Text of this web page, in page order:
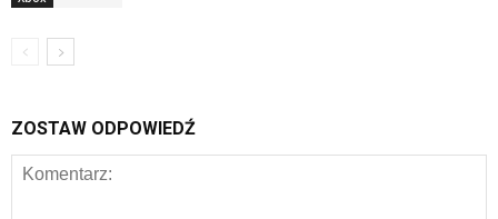
ZOSTAW ODPOWIEDŹ